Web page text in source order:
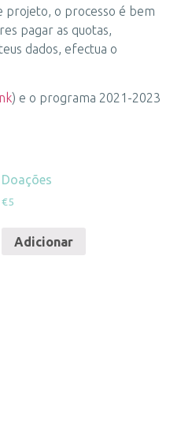
projeto, o processo é bem
pagar as quotas,
dados, efectua o
) e o programa 2021-2023
Doações
€5
Adicionar